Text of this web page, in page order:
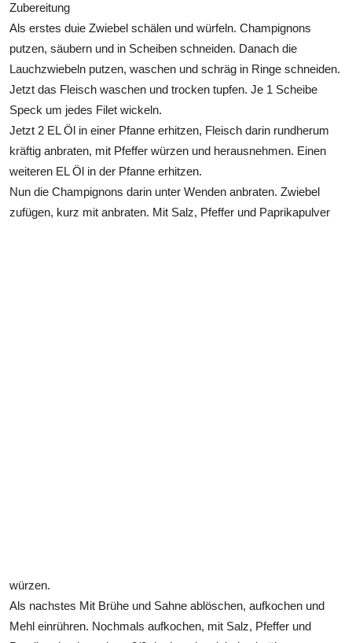
Zubereitung
Als erstes duie Zwiebel schälen und würfeln. Champignons
putzen, säubern und in Scheiben schneiden. Danach die
Lauchzwiebeln putzen, waschen und schräg in Ringe schneiden.
Jetzt das Fleisch waschen und trocken tupfen. Je 1 Scheibe
Speck um jedes Filet wickeln.
Jetzt 2 EL Öl in einer Pfanne erhitzen, Fleisch darin rundherum
kräftig anbraten, mit Pfeffer würzen und herausnehmen. Einen
weiteren EL Öl in der Pfanne erhitzen.
Nun die Champignons darin unter Wenden anbraten. Zwiebel
zufügen, kurz mit anbraten. Mit Salz, Pfeffer und Paprikapulver
würzen.
Als nachstes Mit Brühe und Sahne ablöschen, aufkochen und
Mehl einrühren. Nochmals aufkochen, mit Salz, Pfeffer und